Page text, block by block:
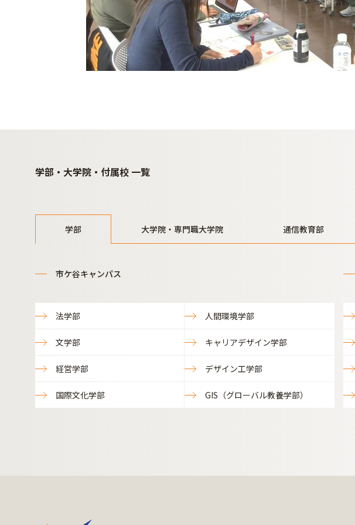
学部・大学院・付属校 一覧
学部 大学院・専門職大学院 通信教育部
市ケ谷キャンパス
法学部 人間環境学部
文学部 キャリアデザイン学部
経営学部 デザイン工学部
国際文化学部 GIS（グローバル教養学部）